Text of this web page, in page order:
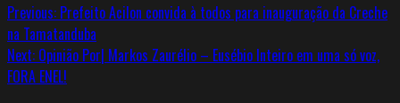
Previous: Prefeito Acilon convida à todos para inauguração da Creche
na Tamatanduba
Next: Opinião Por| Markos Zaurélio – Eusébio Inteiro em uma só voz,
FORA ENEL!